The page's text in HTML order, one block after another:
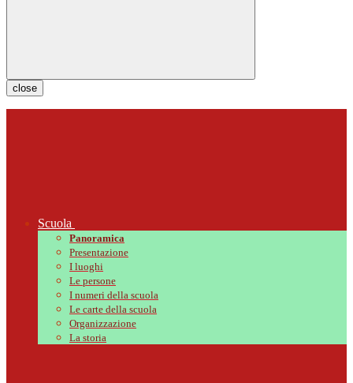
close
Scuola
Panoramica
Presentazione
I luoghi
Le persone
I numeri della scuola
Le carte della scuola
Organizzazione
La storia